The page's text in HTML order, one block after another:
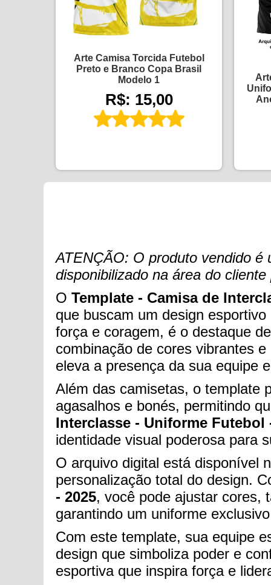
Arte Camisa Torcida Futebol
Preto e Branco Copa Brasil
Modelo 1
R$: 15,00
ATENÇÃO: O produto vendido
disponibilizado na área do
O Template - Camisa de
que buscam um design
força e coragem, é o destaque
combinação de cores vibrantes
eleva a presença da sua equipe
Além das camisetas, o template
agasalhos e bonés, permitindo
Interclasse - Uniforme Futebol
identidade visual poderosa para
O arquivo digital está disponível
personalização total do design.
- 2025, você pode ajustar cores,
garantindo um uniforme
Com este template, sua equipe
design que simboliza poder e
esportiva que inspira força e